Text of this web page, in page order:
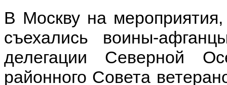
В Москву на
съехались воины-
делегации Северной
районного Совета